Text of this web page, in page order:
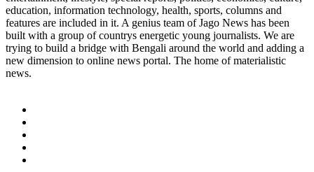
education, information technology, health, sports, columns and
features are included in it. A genius team of Jago News has been
built with a group of countrys energetic young journalists. We are
trying to build a bridge with Bengali around the world and adding a
new dimension to online news portal. The home of materialistic
news.